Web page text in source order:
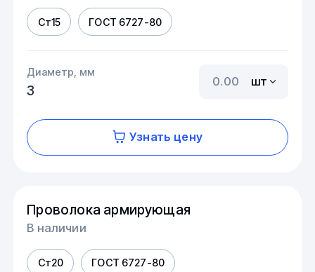
Ст15 ГОСТ 6727-80
Диаметр, мм
3
шт
Узнать цену
Проволока армирующая
В наличии
Ст20 ГОСТ 6727-80